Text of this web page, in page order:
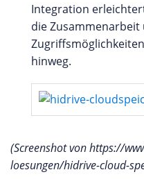
Integration
die
hinweg.
(Screenshot von https://
loesungen/hidrive-cloud-